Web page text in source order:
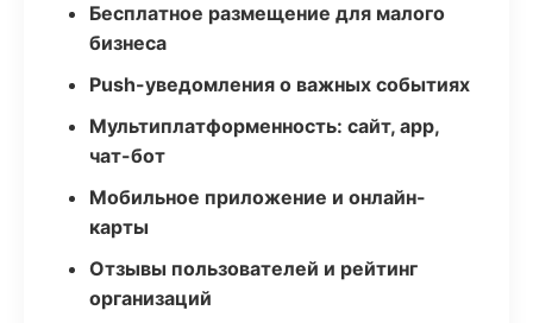
Бесплатное размещение для малого
бизнеса
Push-уведомления о важных событиях
Мультиплатформенность: сайт, app,
чат-бот
Мобильное приложение и онлайн-
карты
Отзывы пользователей и рейтинг
организаций